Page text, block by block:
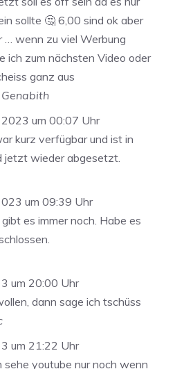
sollte 🤔 6,00 sind ok aber
… wenn zu viel Werbung
ich zum nächsten Video oder
ganz aus
um 00:07 Uhr
kurz verfügbar und ist in
jetzt wieder abgesetzt.
um 09:39 Uhr
es immer noch. Habe es
um 20:00 Uhr
dann sage ich tschüss
um 21:22 Uhr
sehe youtube nur noch wenn